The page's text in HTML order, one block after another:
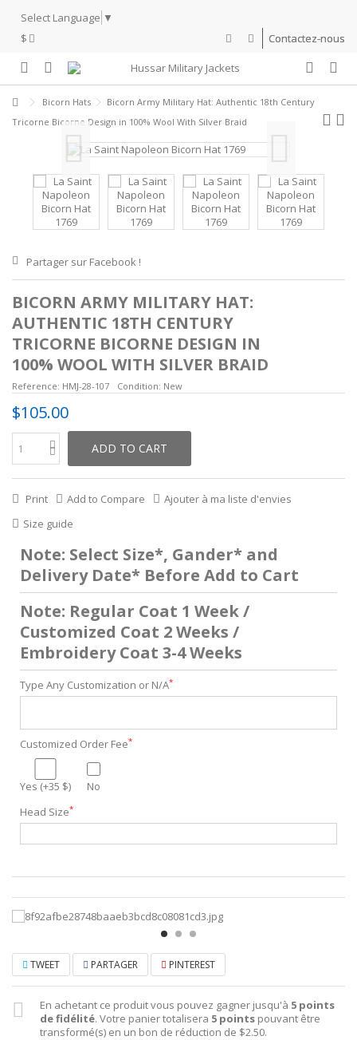
Select Language ▼
$
Contactez-nous
Bicorn Hats
Bicorn Army Military Hat: Authentic 18th Century
Tricorne Bicorne Design in 100% Wool With Silver Braid
Partager sur Facebook !
BICORN ARMY MILITARY HAT:
AUTHENTIC 18TH CENTURY
TRICORNE BICORNE DESIGN IN
100% WOOL WITH SILVER BRAID
Reference: HMJ-28-107 Condition: New
$105.00
ADD TO CART
Print Add to Compare
Ajouter à ma liste d'envies
Size guide
Note: Select Size*, Gander* and
Delivery Date* Before Add to Cart
Note: Regular Coat 1 Week /
Customized Coat 2 Weeks /
Embroidery Coat 3-4 Weeks
Type Any Customization or N/A*
Customized Order Fee*
Yes (+35 $)
No
Head Size*
TWEET PARTAGER PINTEREST
En achetant ce produit vous pouvez gagner jusqu'à 5 points
de fidélité. Votre panier totalisera 5 points pouvant être
transformé(s) en un bon de réduction de $2.50.